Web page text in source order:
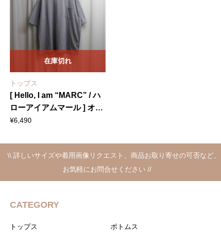
トップス
[ Hello, I am “MARC” / ハ
ローアイアムマール ] オー
バーサイズTシャツ
¥6,490
在庫切れ
\\ 詳しいサイズや着用画像リクエスト、商品お取り寄せの可否など、
お気軽にお問合せください //
CATEGORY
トップス ボトムス